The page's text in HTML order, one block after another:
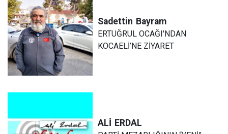
Sadettin Bayram
ERTUĞRUL OCAĞI'NDAN
KOCAELİ’NE ZİYARET
ALİ ERDAL